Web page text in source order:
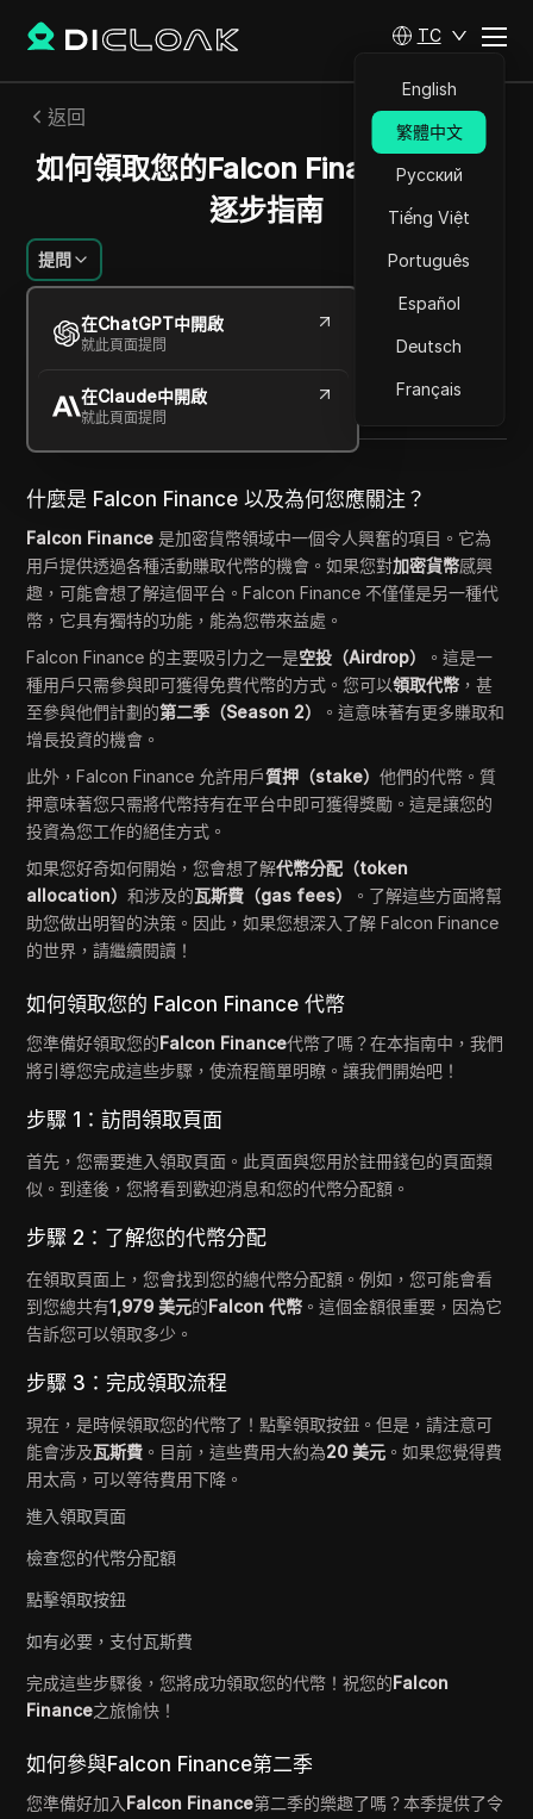
TC
English
繁體中文
Русский
Tiếng Việt
Português
Español
Deutsch
Français
返回
如何領取您的Falcon Finance代幣：
逐步指南
提問
在ChatGPT中開啟
就此頁面提問
在Claude中開啟
就此頁面提問
阿列克謝·西多羅夫
2025年10月 3 分鐘 閱讀
Copy Link
什麼是 Falcon Finance 以及為何您應關注？
Falcon Finance 是加密貨幣領域中一個令人興奮的項目。它為
用戶提供透過各種活動賺取代幣的機會。如果您對加密貨幣感興
趣，可能會想了解這個平台。Falcon Finance 不僅僅是另一種代
幣，它具有獨特的功能，能為您帶來益處。
Falcon Finance 的主要吸引力之一是空投（Airdrop）
。這是一
種用戶只需參與即可獲得免費代幣的方式。您可以領取代幣 ，甚
至參與他們計劃的第二季（Season 2）
。這意味著有更多賺取和
增長投資的機會。
此外，Falcon Finance 允許用戶質押（stake）他們的代幣。質
押意味著您只需將代幣持有在平台中即可獲得獎勵。這是讓您的
投資為您工作的絕佳方式。
如果您好奇如何開始，您會想了解代幣分配（token
allocation）和涉及的瓦斯費（gas fees）
。了解這些方面將幫
助您做出明智的決策。因此，如果您想深入了解 Falcon Finance
的世界，請繼續閱讀！
如何領取您的 Falcon Finance 代幣
您準備好領取您的Falcon Finance代幣了嗎？在本指南中，我們
將引導您完成這些步驟，使流程簡單明瞭。讓我們開始吧！
步驟 1：訪問領取頁面
首先，您需要進入領取頁面。此頁面與您用於註冊錢包的頁面類
似。到達後，您將看到歡迎消息和您的代幣分配額。
步驟 2：了解您的代幣分配
在領取頁面上，您會找到您的總代幣分配額。例如，您可能會看
到您總共有1,979 美元的Falcon 代幣 。這個金額很重要，因為它
告訴您可以領取多少。
步驟 3：完成領取流程
現在，是時候領取您的代幣了！點擊領取按鈕。但是，請注意可
能會涉及瓦斯費 。目前，這些費用大約為20 美元 。如果您覺得費
用太高，可以等待費用下降。
進入領取頁面
檢查您的代幣分配額
點擊領取按鈕
如有必要，支付瓦斯費
完成這些步驟後，您將成功領取您的代幣！祝您的Falcon
Finance之旅愉快！
如何參與Falcon Finance第二季
您準備好加入 Falcon Finance第二季的樂趣了嗎？本季提供了令